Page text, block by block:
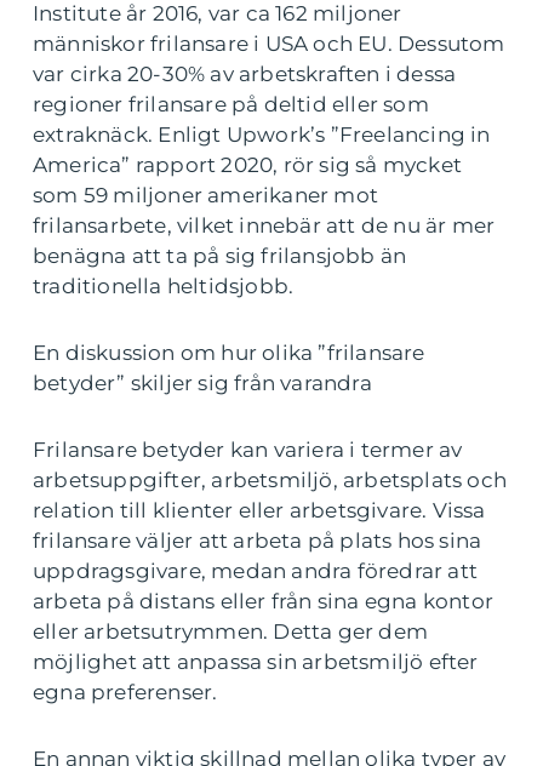
Institute år 2016, var ca 162 miljoner
människor frilansare i USA och EU. Dessutom
var cirka 20-30% av arbetskraften i dessa
regioner frilansare på deltid eller som
extraknäck. Enligt Upwork’s ”Freelancing in
America” rapport 2020, rör sig så mycket
som 59 miljoner amerikaner mot
frilansarbete, vilket innebär att de nu är mer
benägna att ta på sig frilansjobb än
traditionella heltidsjobb.
En diskussion om hur olika ”frilansare
betyder” skiljer sig från varandra
Frilansare betyder kan variera i termer av
arbetsuppgifter, arbetsmiljö, arbetsplats och
relation till klienter eller arbetsgivare. Vissa
frilansare väljer att arbeta på plats hos sina
uppdragsgivare, medan andra föredrar att
arbeta på distans eller från sina egna kontor
eller arbetsutrymmen. Detta ger dem
möjlighet att anpassa sin arbetsmiljö efter
egna preferenser.
En annan viktig skillnad mellan olika typer av